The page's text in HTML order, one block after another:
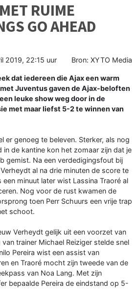
RUIME
GO AHEAD
2019, 22:15 uur Bron: XYTO Media
dat iedereen die Ajax een warm
Juventus gaven de Ajax-beloften
leuke show weg door in de
met maar liefst 5-2 te winnen van
er genoeg te beleven. Sterker, als nog
in de kantine kon het zomaar zijn dat je
gemist. Na een verdedigingsfout bij
al na drie minuten de score te
minuut later wist Lassina Traoré al
Nog voor de rust kwamen de
toen Perr Schuurs een vrije trap
schoot.
Verheydt gelijk uit een voorzet van
trainer Michael Reiziger stelde snel
Pereira wist een assist van
en Traoré mocht zijn tweede van de
van Noa Lang. Met zijn
bepaalde Pereira de eindstand op 5-